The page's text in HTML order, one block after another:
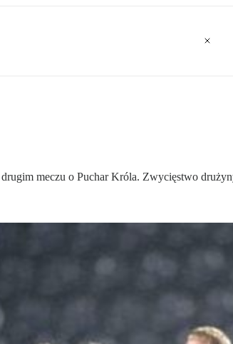
meczu o Puchar Króla. Zwycięstwo